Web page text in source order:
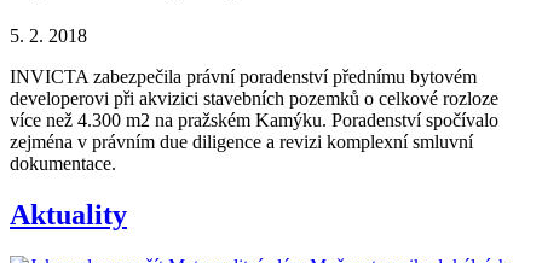
5. 2. 2018
INVICTA zabezpečila právní poradenství přednímu bytovém
developerovi při akvizici stavebních pozemků o celkové rozloze
více než 4.300 m2 na pražském Kamýku. Poradenství spočívalo
zejména v právním due diligence a revizi komplexní smluvní
dokumentace.
Aktuality